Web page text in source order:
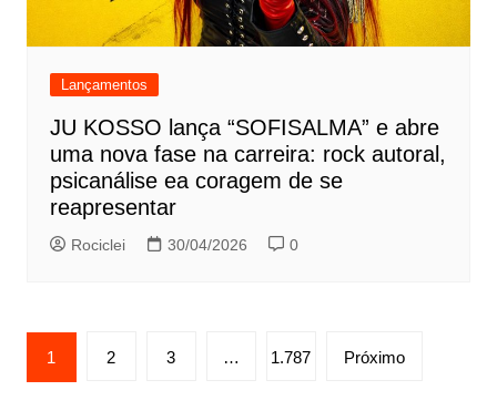
Lançamentos
JU KOSSO lança “SOFISALMA” e abre
uma nova fase na carreira: rock autoral,
psicanálise ea coragem de se
reapresentar
Rociclei 30/04/2026 0
Paginação
de
1 2 3 … 1.787 Próximo